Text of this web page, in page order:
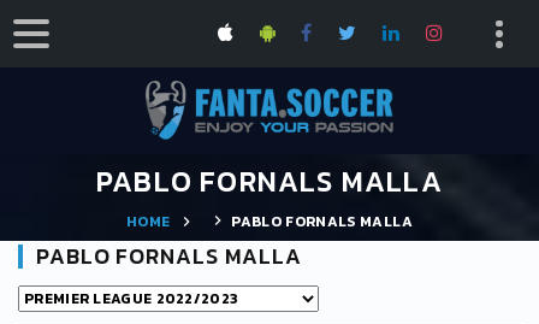
PABLO FORNALS MALLA
HOME PABLO FORNALS MALLA
PABLO FORNALS MALLA